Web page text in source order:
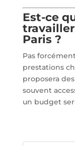
Est-ce
Paris ?
Pas
prestations
proposera
souvent
un budget